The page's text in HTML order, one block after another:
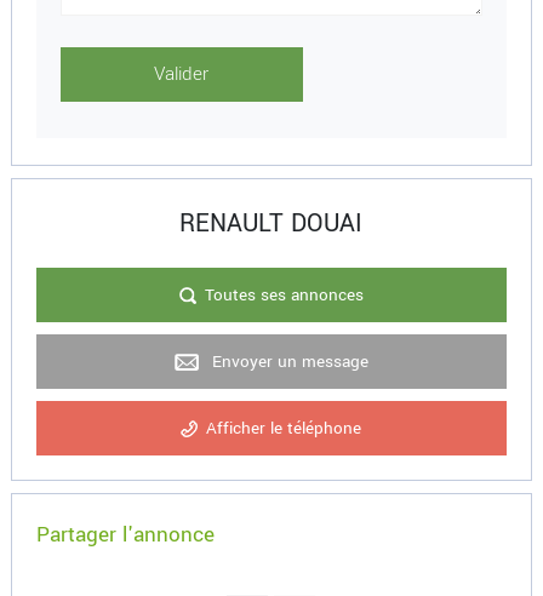
RENAULT DOUAI
Toutes ses annonces
Envoyer un message
Afficher le téléphone
Partager l'annonce